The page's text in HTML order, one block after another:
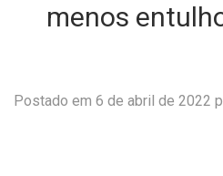
menos
Postado em 6 de abril de 2022